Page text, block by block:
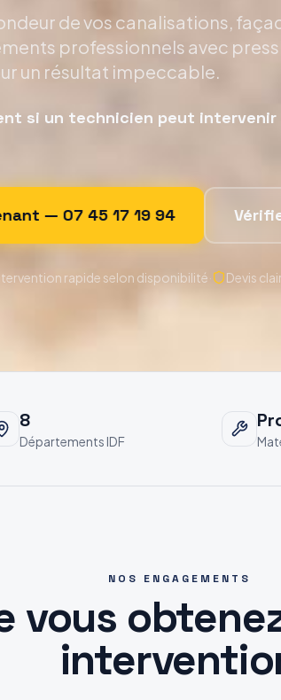
de vos canalisations,
professionnels avec
un résultat impeccable.
si un technicien peut
—07 45 17 19 94
rapide selon disponibilité· Devis
8
Départements IDF
NOS ENGAGEMENTS
vous